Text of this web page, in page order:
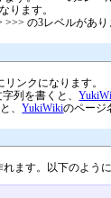
ります。
の3レベルがあり
ンクになります。
列を書くと、
、YukiWikiのページ
ます。以下のように